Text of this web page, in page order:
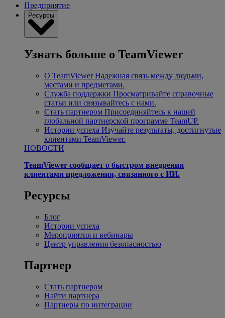
Предприятие
Ресурсы
Узнать больше о TeamViewer
О TeamViewer Надежная связь между людьми,
местами и предметами.
Служба поддержки Просматривайте справочные
статьи или связывайтесь с нами.
Стать партнером Присоединяйтесь к нашей
глобальной партнерской программе TeamUP.
Истории успеха Изучайте результаты, достигнутые
клиентами TeamViewer.
НОВОСТИ
TeamViewer сообщает о быстром внедрении
клиентами предложения, связанного с ИИ.
Ресурсы
Блог
Истории успеха
Мероприятия и вебинары
Центр управления безопасностью
Партнер
Стать партнером
Найти партнера
Партнеры по интеграции